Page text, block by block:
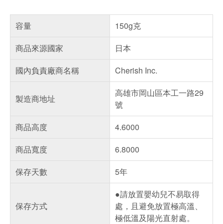
容量
150g克
商品來源國家
日本
國內負責廠商名稱
Cherish Inc.
製造商地址
高雄市岡山區本工一路29
號
商品高度
4.6000
商品寬度
6.8000
保存天數
5年
保存方式
●請放置嬰幼兒不易取得
處，且避免放置極高溫、
極低溫及陽光直射處。